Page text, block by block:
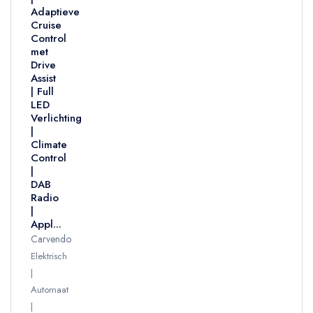
Adaptieve
Cruise
Control
met
Drive
Assist
| Full
LED
Verlichting
|
Climate
Control
|
DAB
Radio
|
Appl...
Carvendo
Elektrisch
Automaat